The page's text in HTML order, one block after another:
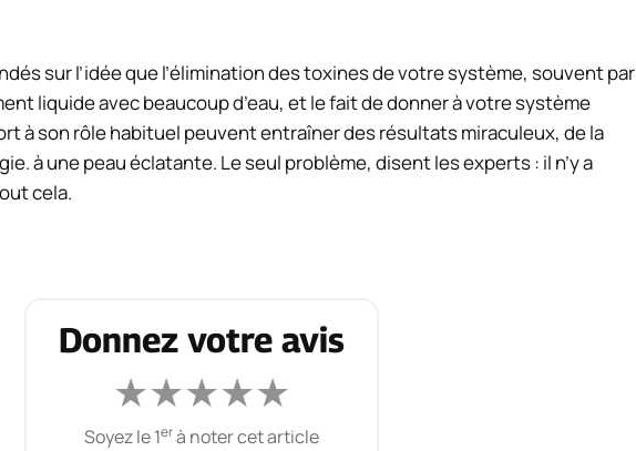
sur l’idée que l’élimination des toxines de votre système, souvent par
liquide avec beaucoup d’eau, et le fait de donner à votre système
à son rôle habituel peuvent entraîner des résultats miraculeux, de la
à une peau éclatante. Le seul problème, disent les experts : il n’y a
cela.
Donnez votre avis
★★★★★
Soyez le 1erà noter cet article